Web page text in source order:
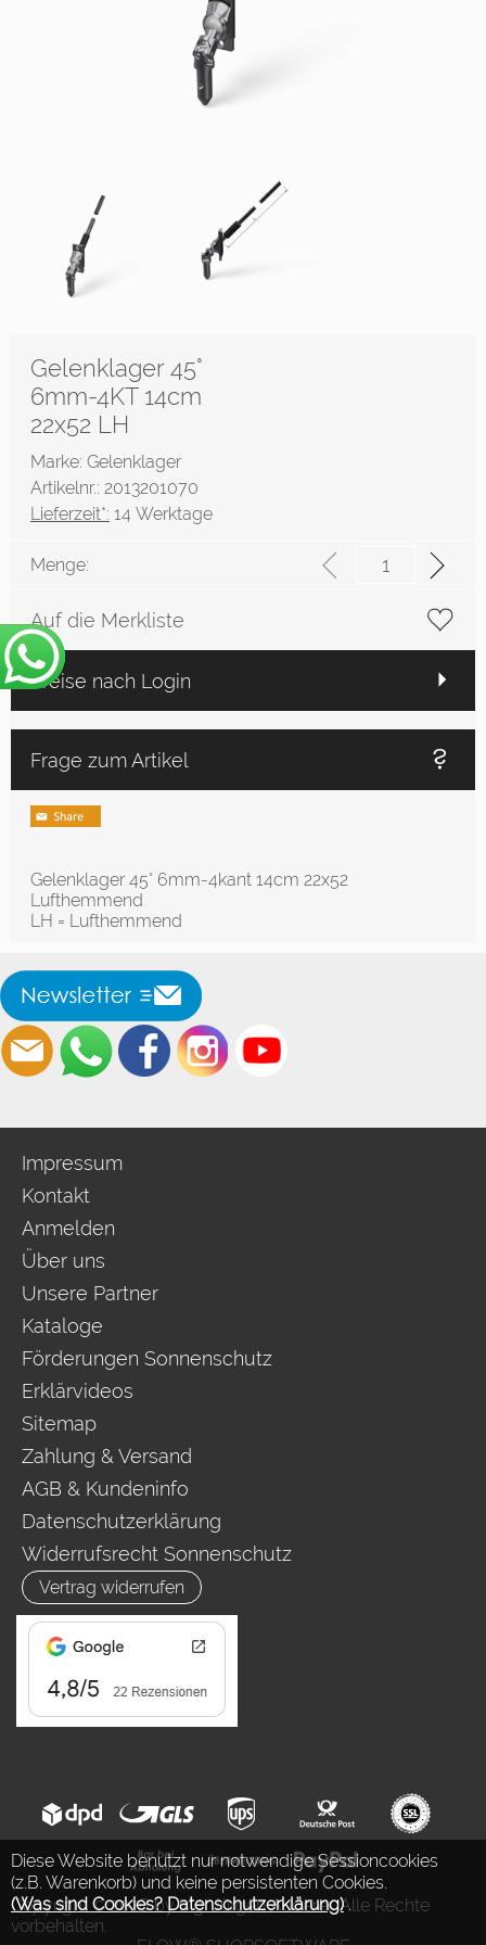
Diese Website benutzt nur notwendige Sessioncookies
(z.B. Warenkorb) und keine persistenten Cookies.
(Was sind Cookies? Datenschutzerklärung).
Gelenklager 45°
6mm-4KT 14cm
22x52 LH
Marke: Gelenklager
Artikelnr.: 2013201070
Lieferzeit*: 14 Werktage
Menge:
Auf die Merkliste
Preise nach Login
Frage zum Artikel
Gelenklager 45° 6mm-4kant 14cm 22x52
Lufthemmend
LH = Lufthemmend
Impressum
Kontakt
Anmelden
Über uns
Unsere Partner
Kataloge
Förderungen Sonnenschutz
Erklärvideos
Sitemap
Zahlung & Versand
AGB & Kundeninfo
Datenschutzerklärung
Widerrufsrecht Sonnenschutz
Vertrag widerrufen
Copyright © 2026 by Ing. Jürgen Auderer. Alle Rechte
vorbehalten.